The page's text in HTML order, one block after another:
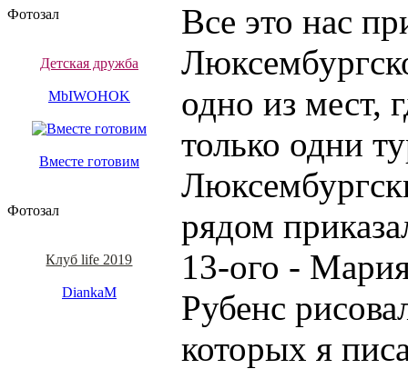
Фотозал
Детская дружба
MbIWOHOK
Вместе готовим
Фотозал
Клуб life 2019
DiankaM
Все это нас
одно из мест,
только одни
рядом
13-ого -
Рубенс
которых я